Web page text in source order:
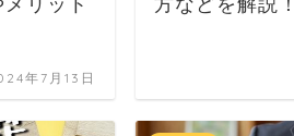
年7月13日